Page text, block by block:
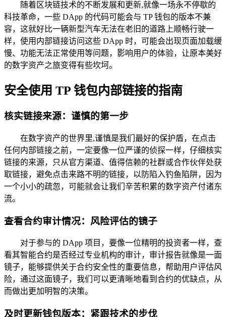
随着区块链技术的不断发展和更新,就像一场永不停歇的
科技革命，一些 DApp 的代码可能会与 TP 钱包的版本不兼
容，这就好比一辆新型汽车无法在老旧的道路上顺畅行驶一
样，使用内部链接访问这些 DApp 时，可能会出现页面加载缓
慢、功能无法正常使用等问题，影响用户的体验，让原本美好
的数字资产之旅变得有些坎坷。
安全使用 TP 钱包内部链接的指南
核实链接来源：谨慎的第一步
在数字资产的世界里,谨慎是我们最好的保护盾，在点击
任何内部链接之前，一定要像一位严谨的侦探一样，仔细核实
链接的来源，只从官方渠道、值得信赖的社群或合作伙伴处获
取链接，避免点击来路不明的链接，以防陷入钓鱼陷阱，因为
一个小小的疏忽，可能就会让我们辛苦积累的数字资产付诸东
流。
查看合约审计情况：风险评估的镜子
对于参与的 DApp 项目，要像一位精明的投资者一样，查
看其智能合约是否经过专业机构的审计，审计报告就像是一面
镜子，能够提供关于合约安全性的重要信息，帮助用户评估风
险，通过这面镜子，我们可以更清晰地看到合约的优缺点，从
而做出更加明智的决策。
及时更新钱包版本：紧跟技术的步伐